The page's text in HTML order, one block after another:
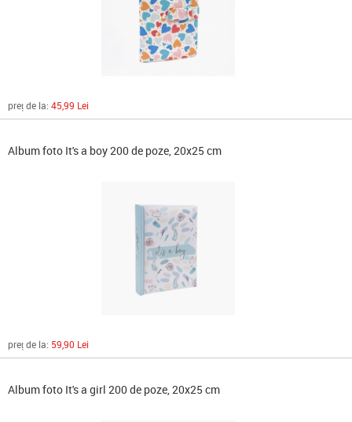
preț de la: 45,99 Lei
Album foto It's a boy 200 de poze, 20x25 cm
preț de la: 59,90 Lei
Album foto It's a girl 200 de poze, 20x25 cm